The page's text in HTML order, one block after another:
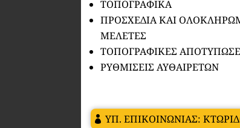
ΤΟΠΟΓΡΑΦΙΚΑ
ΠΡΟΣΧΕΔΙΑ ΚΑΙ
ΜΕΛΕΤΕΣ
ΤΟΠΟΓΡΑΦΙΚΕΣ
ΡΥΘΜΙΣΕΙΣ ΑΥΘΑΙΡΕΤΩΝ
ΥΠ. ΕΠΙΚΟΙΝΩΝΙΑΣ: